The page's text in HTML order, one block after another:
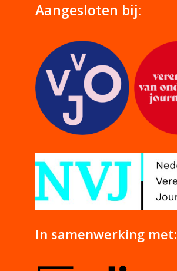
Aangesloten bij:
In samenwerking met: